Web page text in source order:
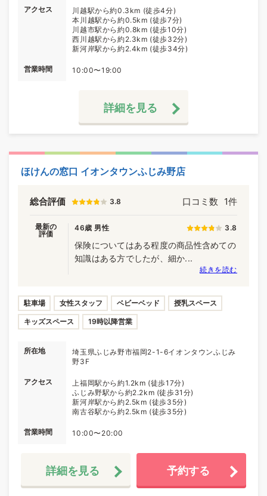
アクセス
川越駅から約0.3km (徒歩4分)
本川越駅から約0.5km (徒歩7分)
川越市駅から約0.8km (徒歩10分)
西川越駅から約2.3km (徒歩32分)
新河岸駅から約2.4km (徒歩34分)
営業時間 10:00〜19:00
詳細を見る
ほけんの窓口 イオンタウンふじみ野店
総合評価 3.8 口コミ数 1件
最新の
評価
46歳 男性 3.8
保険についてはある程度の商品性含めての
知識はある方でしたが、細か...
続きを読む
駐車場 女性スタッフ ベビーベッド 授乳スペース
キッズスペース 19時以降営業
所在地
埼玉県ふじみ野市福岡2-1-6イオンタウンふじみ
野3F
アクセス
上福岡駅から約1.2km (徒歩17分)
ふじみ野駅から約2.2km (徒歩31分)
新河岸駅から約2.5km (徒歩35分)
南古谷駅から約2.5km (徒歩35分)
営業時間 10:00〜20:00
詳細を見る 予約する